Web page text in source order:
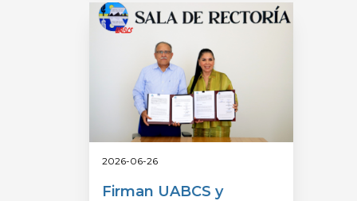
2026-06-26
Firman UABCS y